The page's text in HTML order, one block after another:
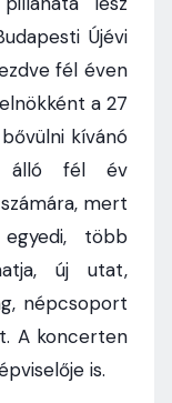
Újévi
fél éven
a 27
kívánó
álló fél év
mert
több
új utat,
népcsoport
A koncerten
is.